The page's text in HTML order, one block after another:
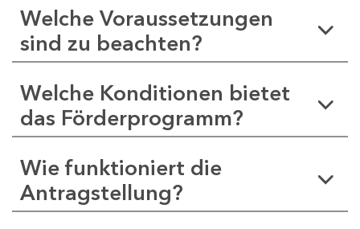
Welche Voraussetzungen
sind zu beachten?
Welche Konditionen bietet
das Förderprogramm?
Wie funktioniert die
Antragstellung?